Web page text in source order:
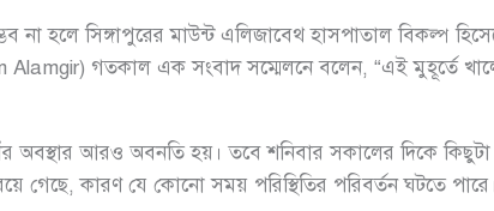
না হলে সিঙ্গাপুরের মাউন্ট এলিজাবেথ হাসপাতাল বিকল্প
গতকাল এক সংবাদ সম্মেলনে বলেন, “এই মুহূর্তে
অবস্থার আরও অবনতি হয়। তবে শনিবার সকালের দিকে
গেছে, কারণ যে কোনো সময় পরিস্থিতির পরিবর্তন ঘটতে পারে।